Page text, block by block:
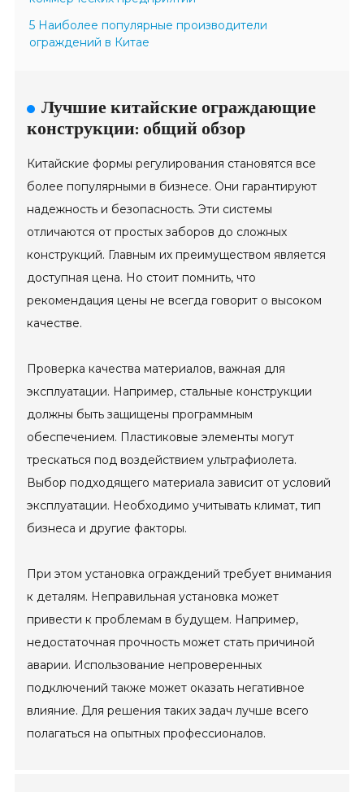
5 Наиболее популярные производители
ограждений в Китае
Лучшие китайские ограждающие
конструкции: общий обзор
Китайские формы регулирования становятся все
более популярными в бизнесе. Они гарантируют
надежность и безопасность. Эти системы
отличаются от простых заборов до сложных
конструкций. Главным их преимуществом является
доступная цена. Но стоит помнить, что
рекомендация цены не всегда говорит о высоком
качестве.
Проверка качества материалов, важная для
эксплуатации. Например, стальные конструкции
должны быть защищены программным
обеспечением. Пластиковые элементы могут
трескаться под воздействием ультрафиолета.
Выбор подходящего материала зависит от условий
эксплуатации. Необходимо учитывать климат, тип
бизнеса и другие факторы.
При этом установка ограждений требует внимания
к деталям. Неправильная установка может
привести к проблемам в будущем. Например,
недостаточная прочность может стать причиной
аварии. Использование непроверенных
подключений также может оказать негативное
влияние. Для решения таких задач лучше всего
полагаться на опытных профессионалов.